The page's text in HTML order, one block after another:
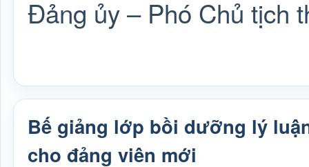
Đảng ủy – Phó Chủ tịch
Bế giảng lớp bồi dưỡng lý
cho đảng viên mới